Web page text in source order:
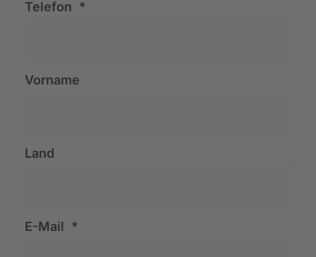
Telefon *
Vorname
Land
E-Mail *